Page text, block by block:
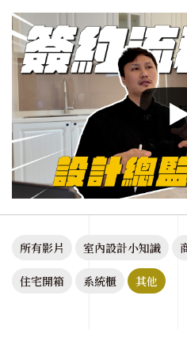
所有影片 室內設計小知識
住宅開箱 系統櫃 其他